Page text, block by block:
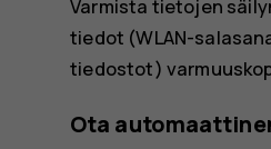
Varmista tietojen
tiedot (WLAN-
tiedostot)
Ota